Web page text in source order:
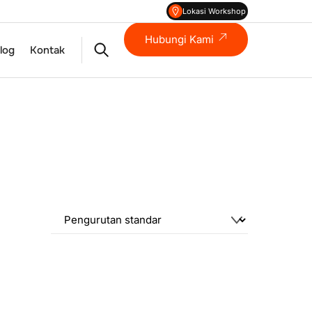
Lokasi Workshop
Search
Kontak
Hubungi Kami